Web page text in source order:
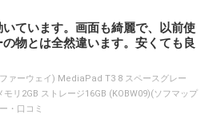
ています。画面も綺麗で、以前使
物とは全然違います。安くても良
ファーウェイ) MediaPad T3 8 スペースグレー
モリ2GB ストレージ16GB (KOBW09)(ソフマップ
・口コミ